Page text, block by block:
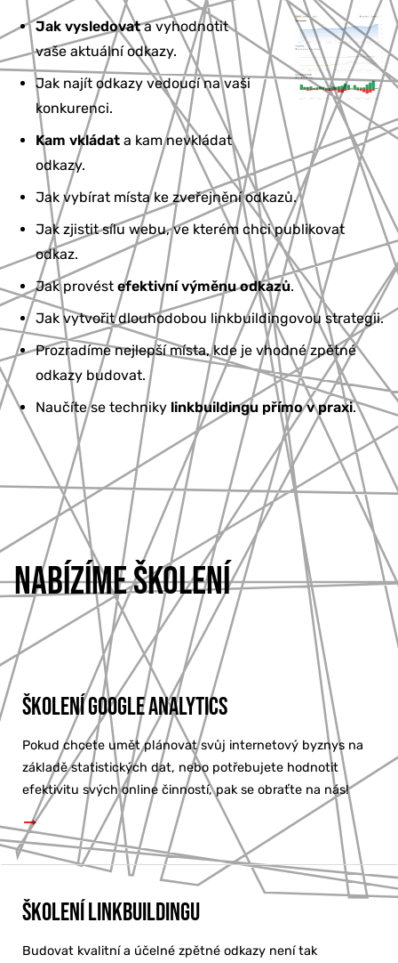
Jak vysledovata vyhodnotit
vaše aktuální odkazy.
Jak najít odkazy vedoucí na vaši
konkurenci.
Kam vkládat a kam nevkládat
odkazy.
Jak vybírat místa ke zveřejnění odkazů.
Jak zjistit sílu webu, ve kterém chci publikovat
odkaz.
Jak provést efektivní výměnu odkazů.
Jak vytvořit dlouhodobou linkbuildingovou strategii.
Prozradíme nejlepší místa, kde je vhodné zpětné
odkazy budovat.
Naučíte se techniky linkbuildingu přímo v praxi.
NABÍZÍME ŠKOLENÍ
Školení Google Analytics
Pokud chcete umět plánovat svůj internetový byznys na
základě statistických dat, nebo potřebujete hodnotit
efektivitu svých online činností, pak se obraťte na nás!
Školení linkbuildingu
Budovat kvalitní a účelné zpětné odkazy není tak